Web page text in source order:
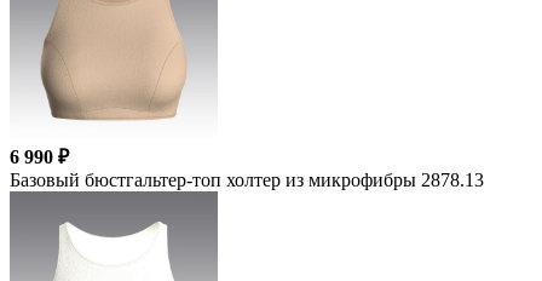
6 990 ₽
Базовый бюстгальтер-топ холтер из микрофибры 2878.13